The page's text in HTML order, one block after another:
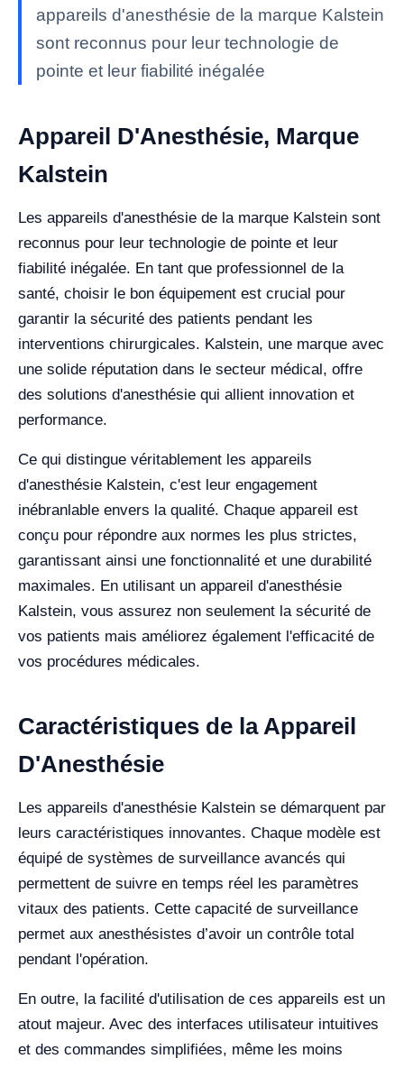
appareils d'anesthésie de la marque Kalstein
sont reconnus pour leur technologie de
pointe et leur fiabilité inégalée
Appareil D'Anesthésie, Marque
Kalstein
Les appareils d'anesthésie de la marque Kalstein sont
reconnus pour leur technologie de pointe et leur
fiabilité inégalée. En tant que professionnel de la
santé, choisir le bon équipement est crucial pour
garantir la sécurité des patients pendant les
interventions chirurgicales. Kalstein, une marque avec
une solide réputation dans le secteur médical, offre
des solutions d'anesthésie qui allient innovation et
performance.
Ce qui distingue véritablement les appareils
d'anesthésie Kalstein, c'est leur engagement
inébranlable envers la qualité. Chaque appareil est
conçu pour répondre aux normes les plus strictes,
garantissant ainsi une fonctionnalité et une durabilité
maximales. En utilisant un appareil d'anesthésie
Kalstein, vous assurez non seulement la sécurité de
vos patients mais améliorez également l'efficacité de
vos procédures médicales.
Caractéristiques de la Appareil
D'Anesthésie
Les appareils d'anesthésie Kalstein se démarquent par
leurs caractéristiques innovantes. Chaque modèle est
équipé de systèmes de surveillance avancés qui
permettent de suivre en temps réel les paramètres
vitaux des patients. Cette capacité de surveillance
permet aux anesthésistes d’avoir un contrôle total
pendant l'opération.
En outre, la facilité d'utilisation de ces appareils est un
atout majeur. Avec des interfaces utilisateur intuitives
et des commandes simplifiées, même les moins